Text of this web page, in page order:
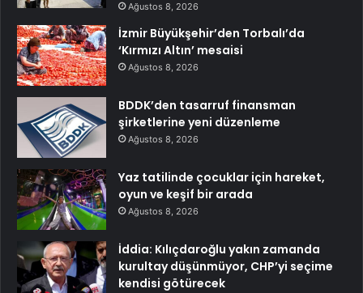
Ağustos 8, 2026
İzmir Büyükşehir’den Torbalı’da
‘Kırmızı Altın’ mesaisi
Ağustos 8, 2026
BDDK’den tasarruf finansman
şirketlerine yeni düzenleme
Ağustos 8, 2026
Yaz tatilinde çocuklar için hareket,
oyun ve keşif bir arada
Ağustos 8, 2026
İddia: Kılıçdaroğlu yakın zamanda
kurultay düşünmüyor, CHP’yi seçime
kendisi götürecek